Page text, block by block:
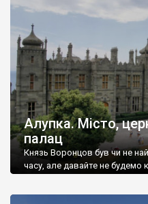
Алупка. Місто,
палац
Князь Воронцов був чи не
часу, але давайте не